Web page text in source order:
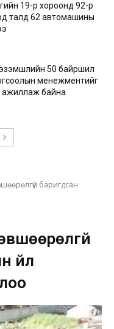
19-р хороонд 92-р
талд 62 автомашины
50 байршил
менежментийг
ажиллаж байна